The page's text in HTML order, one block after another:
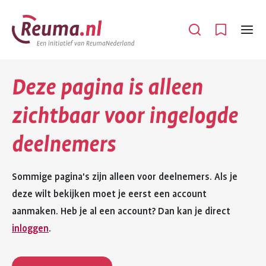
Spring
naar
hoofdinhoud
Spring
naar
footer
Open
Menu
Deze pagina is alleen
zichtbaar voor ingelogde
deelnemers
Sommige pagina's zijn alleen voor deelnemers. Als je
deze wilt bekijken moet je eerst een account
aanmaken. Heb je al een account? Dan kan je direct
inloggen.